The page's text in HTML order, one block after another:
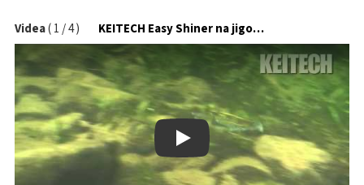
Videa(1/4) KEITECH Easy Shiner na jigové hlavičce
Play